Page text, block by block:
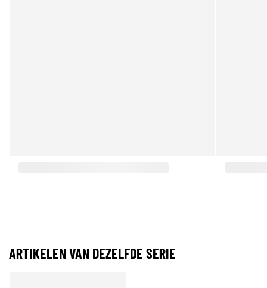
ARTIKELEN VAN DEZELFDE SERIE